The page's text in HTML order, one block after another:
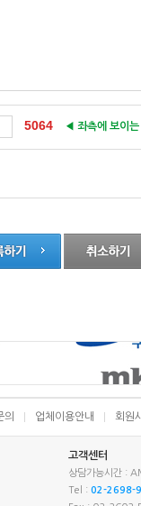
5064 ◀ 좌측에 보이는
의 업체이용안내 회원
고객센터
상담가능시간 :
Tel : 02-2698-